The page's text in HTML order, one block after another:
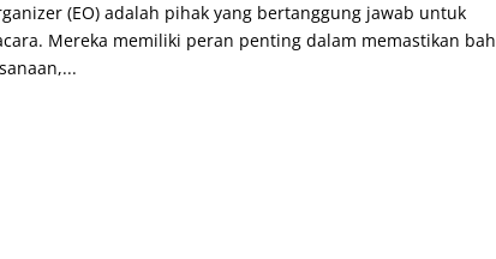
(EO) adalah pihak yang bertanggung jawab untuk
Mereka memiliki peran penting dalam memastikan